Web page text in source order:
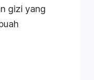
gizi yang